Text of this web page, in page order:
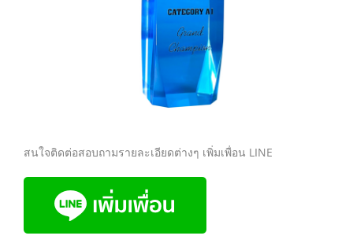
สนใจติดต่อสอบถามรายละเอียดต่างๆ เพิ่มเพื่อน LINE